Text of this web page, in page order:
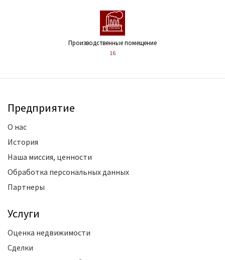
Производственные помещение
16
Предприятие
О нас
История
Наша миссия, ценности
Обработка персональных данных
Партнеры
Услуги
Оценка недвижимости
Сделки